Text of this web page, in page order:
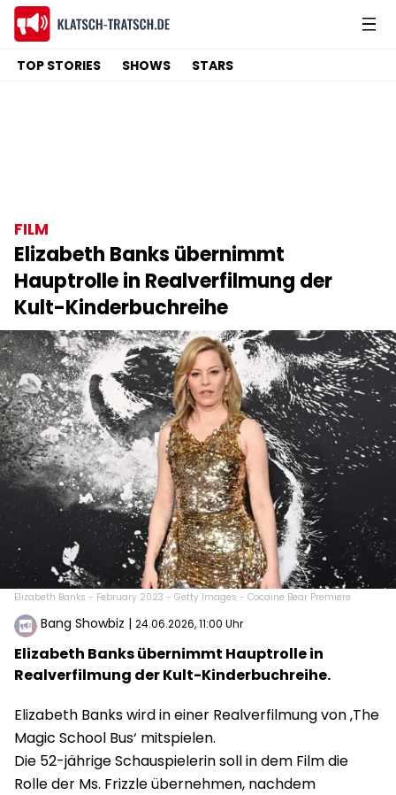
TOP STORIES SHOWS STARS
FILM
Elizabeth Banks übernimmt
Hauptrolle in Realverfilmung der
Kult-Kinderbuchreihe
Elizabeth Banks - February 2023 - Getty Images - Cocaine Bear Premiere
Bang Showbiz | 24.06.2026, 11:00 Uhr
Elizabeth Banks übernimmt Hauptrolle in
Realverfilmung der Kult-Kinderbuchreihe.
Elizabeth Banks wird in einer Realverfilmung von ‚The
Magic School Bus‘ mitspielen.
Die 52-jährige Schauspielerin soll in dem Film die
Rolle der Ms. Frizzle übernehmen, nachdem